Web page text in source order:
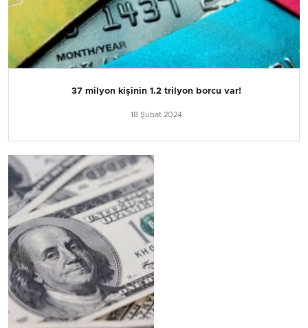
37 milyon kişinin 1.2 trilyon borcu var!
18 Şubat 2024